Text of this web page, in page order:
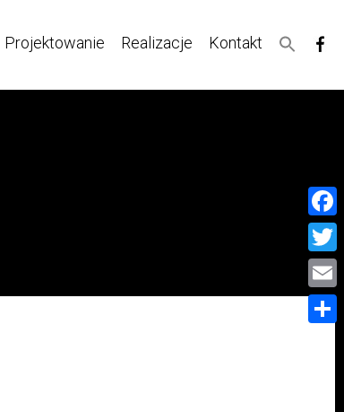
Projektowanie Realizacje Kontakt
Email